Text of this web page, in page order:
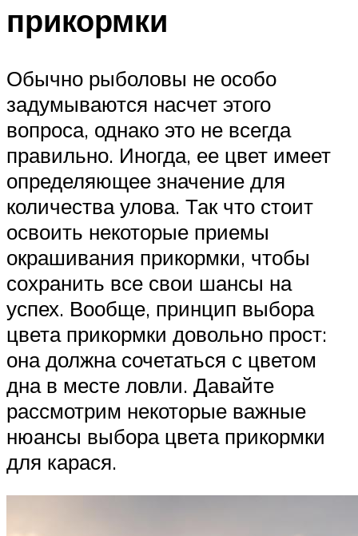
прикормки
Обычно рыболовы не особо
задумываются насчет этого
вопроса, однако это не всегда
правильно. Иногда, ее цвет имеет
определяющее значение для
количества улова. Так что стоит
освоить некоторые приемы
окрашивания прикормки, чтобы
сохранить все свои шансы на
успех. Вообще, принцип выбора
цвета прикормки довольно прост:
она должна сочетаться с цветом
дна в месте ловли. Давайте
рассмотрим некоторые важные
нюансы выбора цвета прикормки
для карася.